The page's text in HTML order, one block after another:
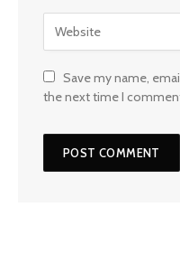
Save my name,
the next time I